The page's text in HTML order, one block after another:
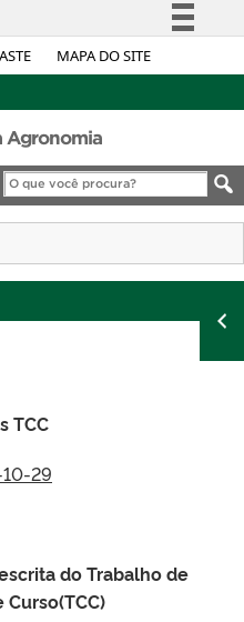
MAPA DO SITE
Simplifique!
Legislação
Canais
Agronomia
TCC
29
do Trabalho de